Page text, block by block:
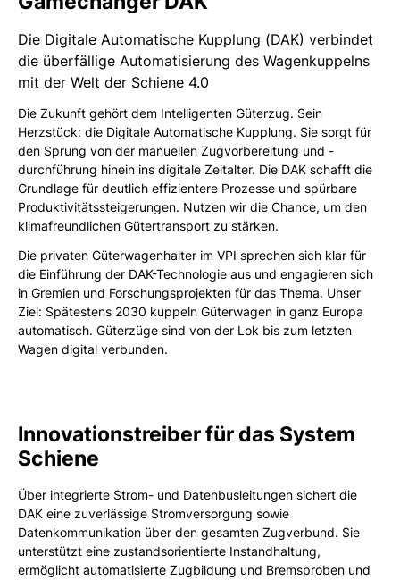
Die Digitale Automatische Kupplung (DAK) verbindet
die überfällige Automatisierung des Wagenkuppelns
mit der Welt der Schiene 4.0
Die Zukunft gehört dem Intelligenten Güterzug. Sein
Herzstück: die Digitale Automatische Kupplung. Sie sorgt für
den Sprung von der manuellen Zugvorbereitung und -
durchführung hinein ins digitale Zeitalter. Die DAK schafft die
Grundlage für deutlich effizientere Prozesse und spürbare
Produktivitätssteigerungen. Nutzen wir die Chance, um den
klimafreundlichen Gütertransport zu stärken.
Die privaten Güterwagenhalter im VPI sprechen sich klar für
die Einführung der DAK-Technologie aus und engagieren sich
in Gremien und Forschungsprojekten für das Thema. Unser
Ziel: Spätestens 2030 kuppeln Güterwagen in ganz Europa
automatisch. Güterzüge sind von der Lok bis zum letzten
Wagen digital verbunden.
Innovationstreiber für das System
Schiene
Über integrierte Strom- und Datenbusleitungen sichert die
DAK eine zuverlässige Stromversorgung sowie
Datenkommunikation über den gesamten Zugverbund. Sie
unterstützt eine zustandsorientierte Instandhaltung,
ermöglicht automatisierte Zugbildung und Bremsproben und